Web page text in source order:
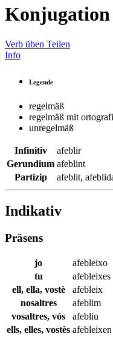
Konjugation
Verb üben Teilen
Info
Legende
regelmäß
regelmäß mit
unregelmäß
Infinitiv
afeblir
Gerundium afeblint
Partizip
afeblit,
Indikativ
Präsens
jo
afebleixo
tu
afebleixes
ell, ella, vostè
afebleix
nosaltres
afeblim
vosaltres, vós
afebliu
ells, elles, vostès afebleixen